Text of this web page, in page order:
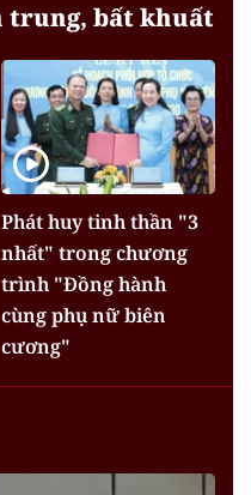
trung, bất khuất
Phát huy tinh thần "3
nhất" trong chương
trình "Đồng hành
cùng phụ nữ biên
cương"